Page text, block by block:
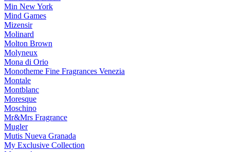
Min New York
Mind Games
Mizensir
Molinard
Molton Brown
Molyneux
Mona di Orio
Monotheme Fine Fragrances Venezia
Montale
Montblanc
Moresque
Moschino
Mr&Mrs Fragrance
Mugler
Mutis Nueva Granada
My Exclusive Collection